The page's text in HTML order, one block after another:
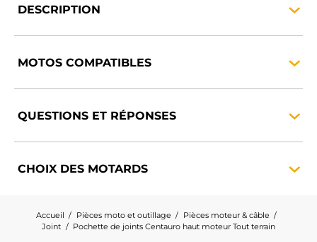
DESCRIPTION
MOTOS COMPATIBLES
QUESTIONS ET RÉPONSES
CHOIX DES MOTARDS
Accueil Pièces moto et outillage
Pièces moteur & câble
Joint
Pochette de joints Centauro haut moteur Tout terrain